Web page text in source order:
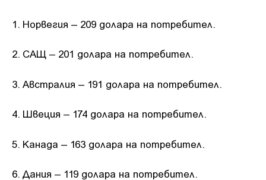
1. Норвегия – 209 долара на потребител.
2. САЩ – 201 долара на потребител.
3. Австралия – 191 долара на потребител.
4. Швеция – 174 долара на потребител.
5. Канада – 163 долара на потребител.
6. Дания – 119 долара на потребител.